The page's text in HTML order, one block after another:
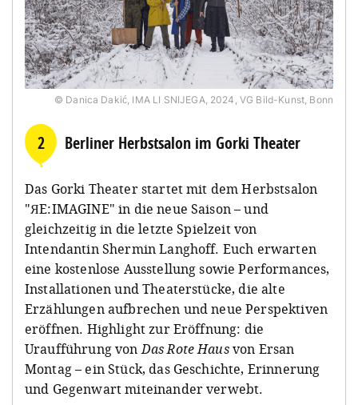
© Danica Dakić, IMA LI SNIJEGA, 2024, VG Bild-Kunst, Bonn
2 Berliner Herbstsalon im Gorki Theater
Das Gorki Theater startet mit dem Herbstsalon
"ЯE:IMAGINE" in die neue Saison – und
gleichzeitig in die letzte Spielzeit von
Intendantin Shermin Langhoff. Euch erwarten
eine kostenlose Ausstellung sowie Performances,
Installationen und Theaterstücke, die alte
Erzählungen aufbrechen und neue Perspektiven
eröffnen. Highlight zur Eröffnung: die
Uraufführung vonDas Rote Hausvon Ersan
Montag – ein Stück, das Geschichte, Erinnerung
und Gegenwart miteinander verwebt.